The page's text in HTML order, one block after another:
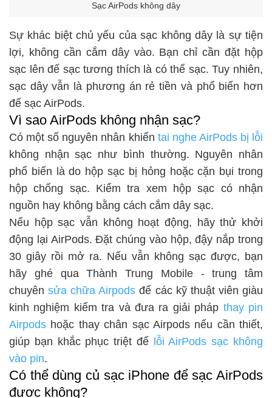
Sạc AirPods không dây
Sự khác biệt chủ yếu của sạc không dây là sự tiện
lợi, không cần cắm dây vào. Bạn chỉ cần đặt hộp
sạc lên đế sạc tương thích là có thể sạc. Tuy nhiên,
sạc dây vẫn là phương án rẻ tiền và phổ biến hơn
để sạc AirPods.
Vì sao AirPods không nhận sạc?
Có một số nguyên nhân khiến tai nghe AirPods bị lỗi
không nhận sạc như bình thường. Nguyên nhân
phổ biến là do hộp sạc bị hỏng hoặc cặn bụi trong
hộp chống sạc. Kiểm tra xem hộp sạc có nhận
nguồn hay không bằng cách cắm dây sạc.
Nếu hộp sạc vẫn không hoạt động, hãy thử khởi
động lại AirPods. Đặt chúng vào hộp, đậy nắp trong
30 giây rồi mở ra. Nếu vẫn không sạc được, bạn
hãy ghé qua Thành Trung Mobile - trung tâm
chuyênsửa chữa Airpods để các kỹ thuật viên giàu
kinh nghiệm kiểm tra và đưa ra giải pháp thay pin
Airpods hoặc thay chân sạc Airpods nếu cần thiết,
giúp bạn khắc phục triệt đểlỗi AirPods sạc không
vào pin.
Có thể dùng củ sạc iPhone để sạc AirPods
được không?